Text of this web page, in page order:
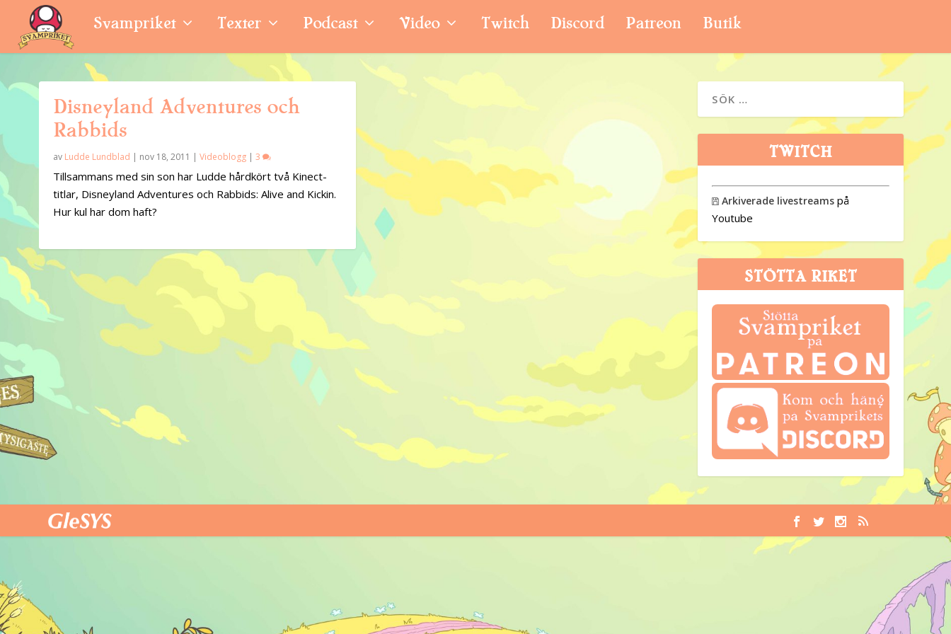
Svampriket Texter Podcast Video Twitch Discord Patreon Butik
Disneyland Adventures och
Rabbids
av Ludde Lundblad | nov 18, 2011 |Videoblogg |3
Tillsammans med sin son har Ludde hårdkört två Kinect-
titlar, Disneyland Adventures och Rabbids: Alive and Kickin.
Hur kul har dom haft?
TWITCH
 Arkiverade livestreams på
Youtube
STÖTTA RIKET